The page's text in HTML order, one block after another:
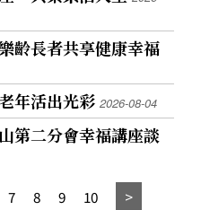
齡長者共享健康幸福
年活出光彩2026-08-04
第二分會幸福講座談
7 8 9 10